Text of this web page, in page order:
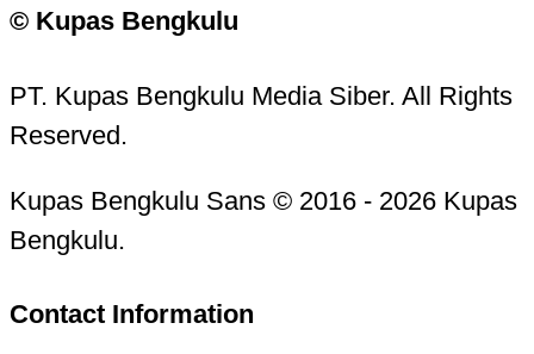
© Kupas Bengkulu
PT. Kupas Bengkulu Media Siber. All Rights
Reserved.
Kupas Bengkulu Sans © 2016 - 2026 Kupas
Bengkulu.
Contact Information